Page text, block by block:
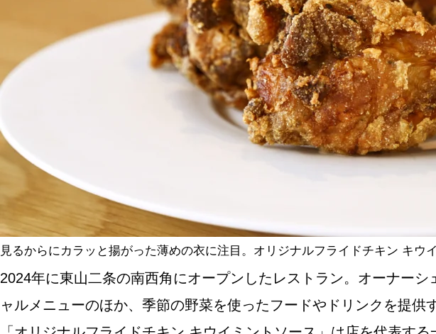
SPECIAL
カレーが好き
私と店のはなし
今月の京みやげ
見るからにカラッと揚がった薄めの衣に注目。オリジナルフライドチキン キウ
2024年に東山二条の南西角にオープンしたレストラン。オーナー
ャルメニューのほか、季節の野菜を使ったフードやドリンクを提供